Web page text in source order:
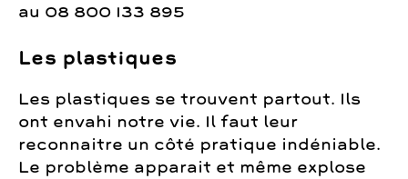
au 08 800 133 895
Les plastiques
Les plastiques se trouvent partout. Ils
ont envahi notre vie. Il faut leur
reconnaitre un côté pratique indéniable.
Le problème apparait et même explose